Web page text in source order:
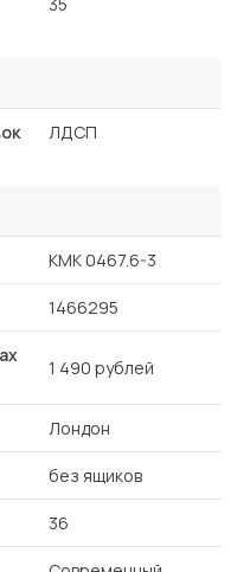
ЛДСП
КМК 0467.6-3
1466295
1 490 рублей
Лондон
без ящиков
36